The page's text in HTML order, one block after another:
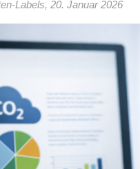
Labels, 20. Januar 2026